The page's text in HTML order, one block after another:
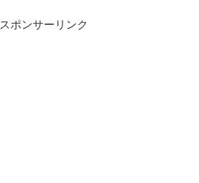
スポンサーリンク